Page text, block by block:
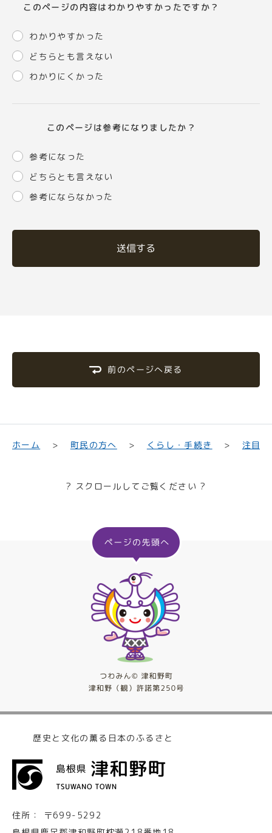
このページの内容はわかりやすかったですか？
わかりやすかった
どちらとも言えない
わかりにくかった
このページは参考になりましたか？
参考になった
どちらとも言えない
参考にならなかった
送信する
前のページへ戻る
ホーム 町民の方へ くらし・手続き 注目
? スクロールしてご覧ください ?
歴史と文化の薫る日本のふるさと
住所：
〒699-5292